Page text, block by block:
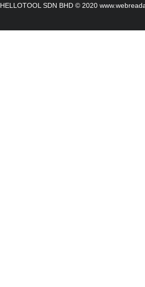
HELLOTOOL SDN BHD © 2020